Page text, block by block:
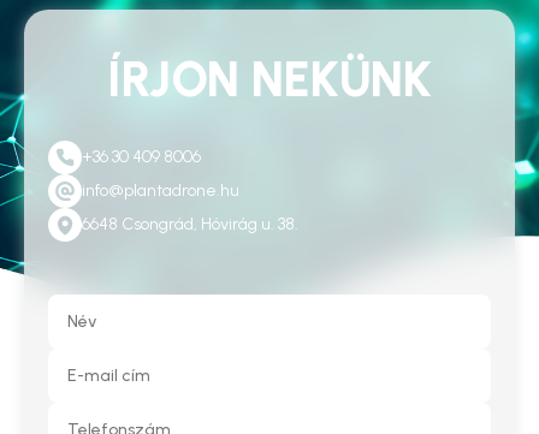
ÍRJON NEKÜNK
+36 30 409 8006
info@plantadrone.hu
6648 Csongrád, Hóvirág u. 38.